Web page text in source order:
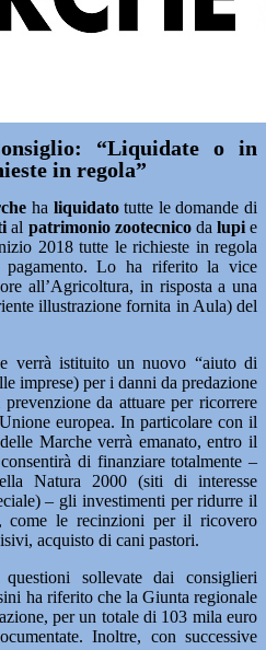
“Liquidate o in
in regola”
ha liquidatotutte le domande di
al patrimonio zootecnicoda lupie
2018 tutte le richieste in regola
pagamento. Lo ha riferito la vice
all’Agricoltura, in risposta a una
illustrazione fornita in Aula) del
verrà istituito un nuovo “aiuto di
imprese) per i danni da predazione
da attuare per ricorrere
europea. In particolare con il
Marche verrà emanato, entro il
di finanziare totalmente –
Natura 2000 (siti di interesse
– gli investimenti per ridurre il
come le recinzioni per il ricovero
acquisto di cani pastori.
sollevate dai consiglieri
ha riferito che la Giunta regionale
per un totale di 103 mila euro
Inoltre, con successive